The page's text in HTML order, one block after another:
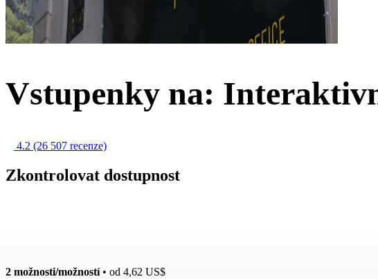
Vstupenky na:
4.2 (26 507 recenze)
Zkontrolovat dostupnost
2 možnosti/možností• od 4,62 US$